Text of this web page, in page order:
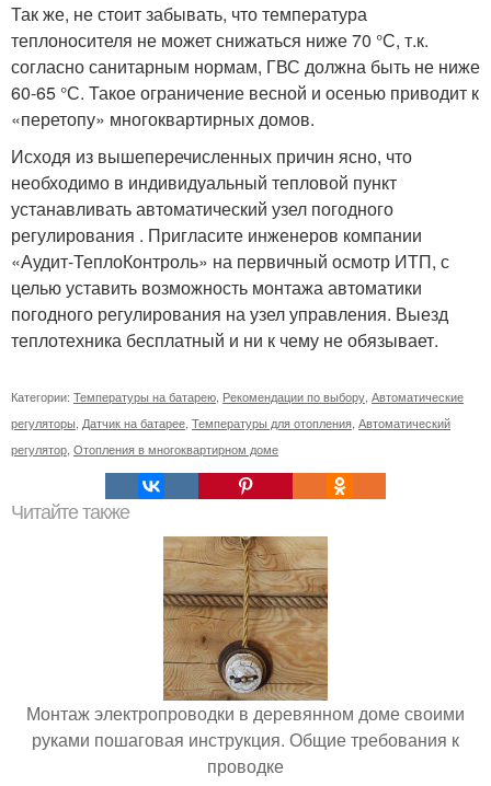
Так же, не стоит забывать, что температура
теплоносителя не может снижаться ниже 70 °С, т.к.
согласно санитарным нормам, ГВС должна быть не ниже
60-65 °С. Такое ограничение весной и осенью приводит к
«перетопу» многоквартирных домов.
Исходя из вышеперечисленных причин ясно, что
необходимо в индивидуальный тепловой пункт
устанавливать автоматический узел погодного
регулирования . Пригласите инженеров компании
«Аудит-ТеплоКонтроль» на первичный осмотр ИТП, с
целью уставить возможность монтажа автоматики
погодного регулирования на узел управления. Выезд
теплотехника бесплатный и ни к чему не обязывает.
Категории: Температуры на батарею Рекомендации по выбору Автоматические
регуляторы Датчик на батарее Температуры для отопления Автоматический
регулятор Отопления в многоквартирном доме
Читайте также
Монтаж электропроводки в деревянном доме своими
руками пошаговая инструкция. Общие требования к
проводке